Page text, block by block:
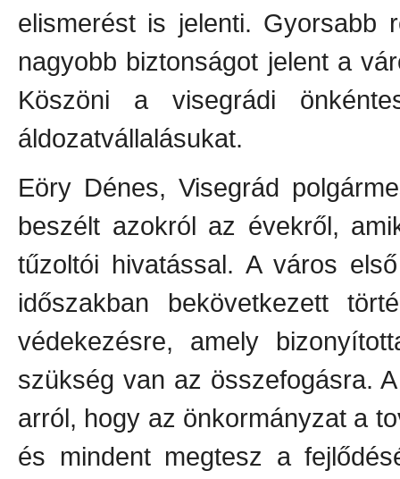
elismerést is jelenti. Gyorsabb
nagyobb biztonságot jelent a
Köszöni a visegrádi
áldozatvállalásukat.
Eöry Dénes, Visegrád
beszélt azokról az évekről,
tűzoltói hivatással. A város
időszakban bekövetkezett
védekezésre, amely
szükség van az összefogásra.
arról, hogy az önkormányzat a
és mindent megtesz a